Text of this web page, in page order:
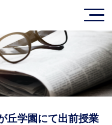
丘学園にて出前授業